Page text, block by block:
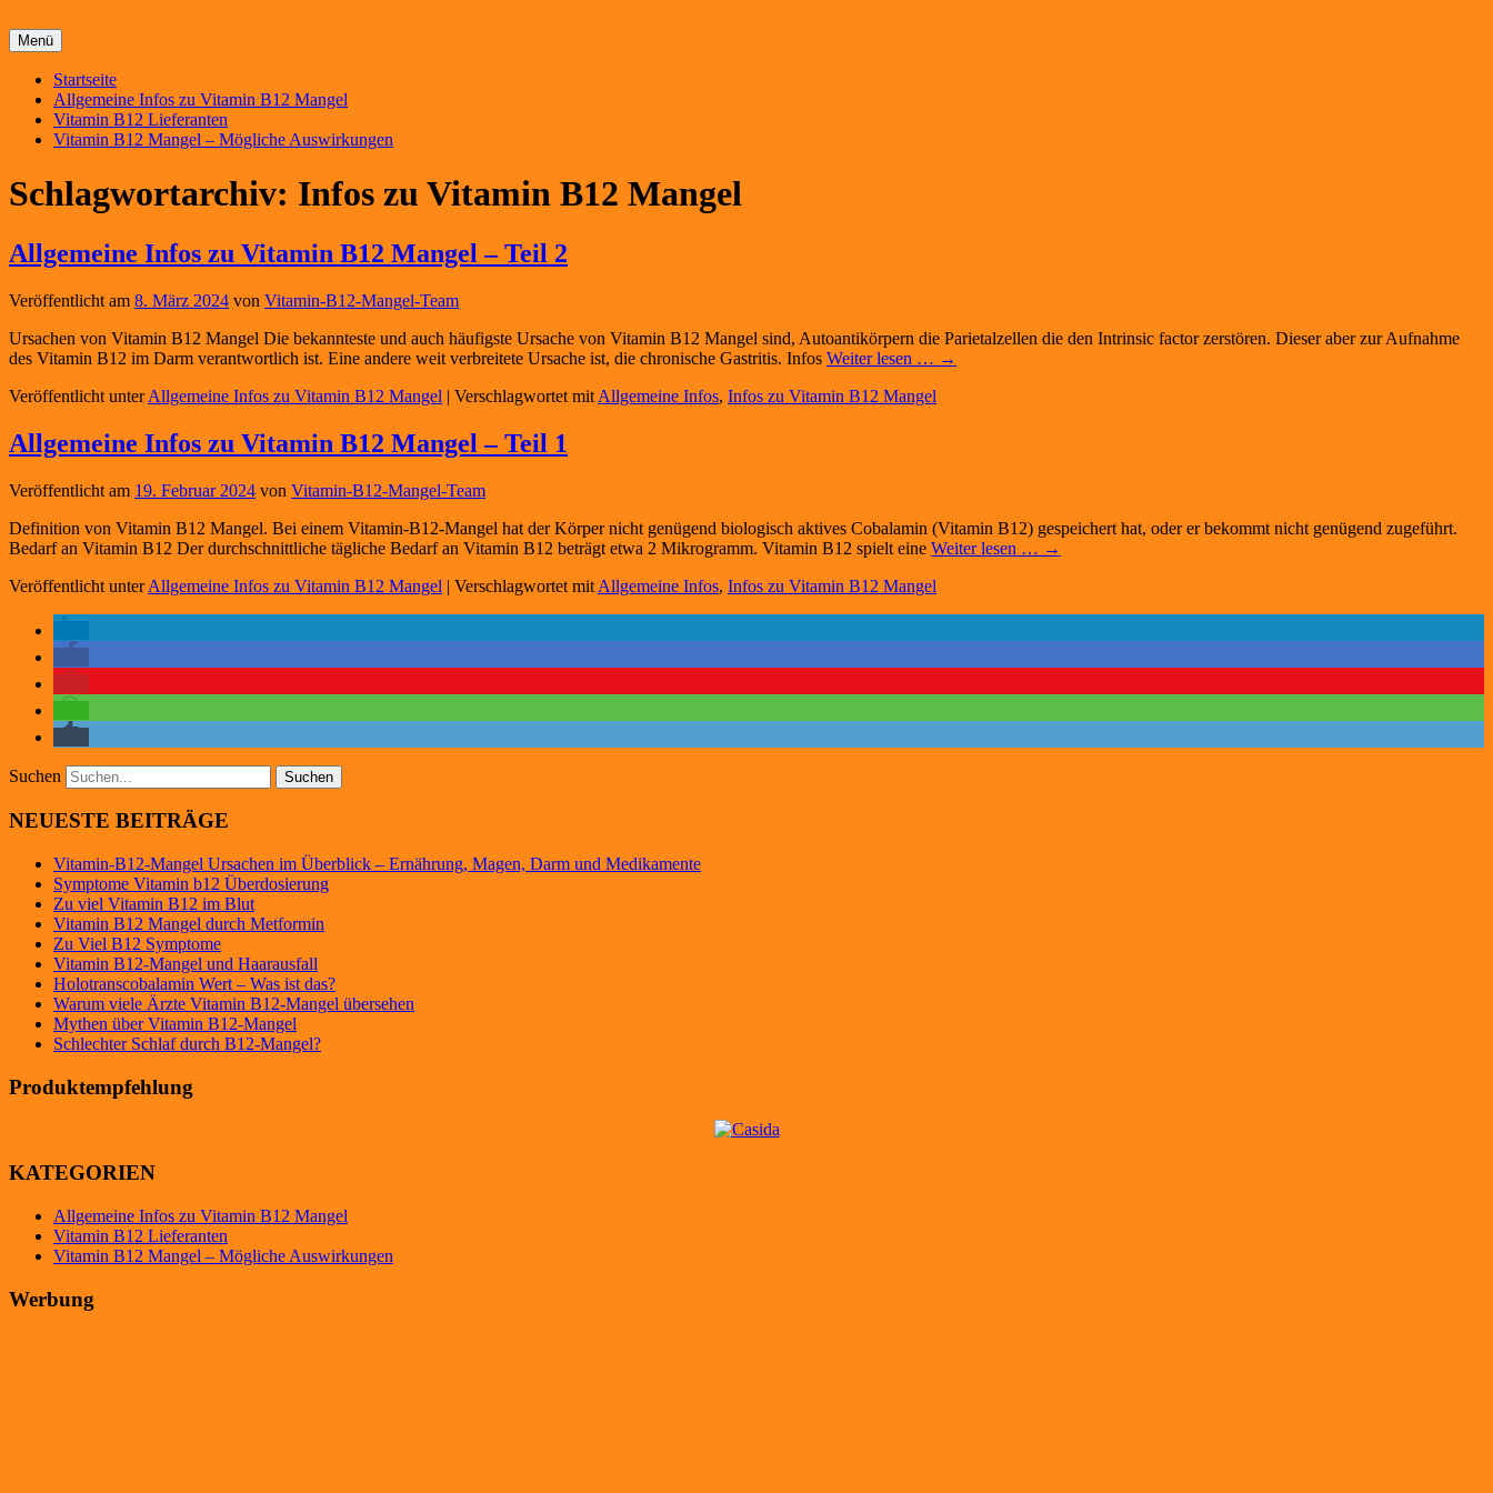
Menü
Primäres
Menü
Startseite
Allgemeine Infos zu Vitamin B12 Mangel
Vitamin B12 Lieferanten
Vitamin B12 Mangel – Mögliche Auswirkungen
Schlagwortarchiv: Infos zu Vitamin B12 Mangel
Allgemeine Infos zu Vitamin B12 Mangel – Teil 2
Veröffentlicht am 8. März 2024 von Vitamin-B12-Mangel-Team
Ursachen von Vitamin B12 Mangel Die bekannteste und auch häufigste Ursache von Vitamin B12 Mangel sind, Autoantikörpern die Parietalzellen die den Intrinsic factor zerstören. Dieser aber zur Aufnahme
des Vitamin B12 im Darm verantwortlich ist. Eine andere weit verbreitete Ursache ist, die chronische Gastritis. Infos Weiter lesen … →
Veröffentlicht unter Allgemeine Infos zu Vitamin B12 Mangel | Verschlagwortet mit Allgemeine Infos, Infos zu Vitamin B12 Mangel
Allgemeine Infos zu Vitamin B12 Mangel – Teil 1
Veröffentlicht am 19. Februar 2024 von Vitamin-B12-Mangel-Team
Definition von Vitamin B12 Mangel. Bei einem Vitamin-B12-Mangel hat der Körper nicht genügend biologisch aktives Cobalamin (Vitamin B12) gespeichert hat, oder er bekommt nicht genügend zugeführt.
Bedarf an Vitamin B12 Der durchschnittliche tägliche Bedarf an Vitamin B12 beträgt etwa 2 Mikrogramm. Vitamin B12 spielt eine Weiter lesen … →
Veröffentlicht unter Allgemeine Infos zu Vitamin B12 Mangel | Verschlagwortet mit Allgemeine Infos, Infos zu Vitamin B12 Mangel
Suchen
NEUESTE BEITRÄGE
Vitamin-B12-Mangel Ursachen im Überblick – Ernährung, Magen, Darm und Medikamente
Symptome Vitamin b12 Überdosierung
Zu viel Vitamin B12 im Blut
Vitamin B12 Mangel durch Metformin
Zu Viel B12 Symptome
Vitamin B12-Mangel und Haarausfall
Holotranscobalamin Wert – Was ist das?
Warum viele Ärzte Vitamin B12-Mangel übersehen
Mythen über Vitamin B12-Mangel
Schlechter Schlaf durch B12-Mangel?
Produktempfehlung
KATEGORIEN
Allgemeine Infos zu Vitamin B12 Mangel
Vitamin B12 Lieferanten
Vitamin B12 Mangel – Mögliche Auswirkungen
Werbung